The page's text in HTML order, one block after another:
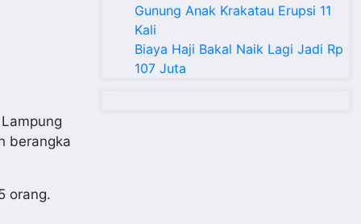
berangka
orang.
Gunung Anak Krakatau Erupsi 11
Kali
Biaya Haji Bakal Naik Lagi Jadi Rp
107 Juta